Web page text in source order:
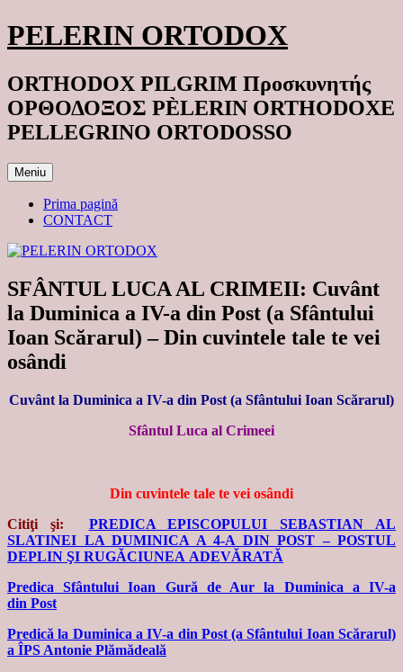
Sari
la
PELERIN ORTODOX
ORTHODOX PILGRIM Προσκυνητής
ΟΡΘΟΔΟΞΟΣ PÈLERIN ORTHODOXE
PELLEGRINO ORTODOSSO
Meniu
Prima pagină
CONTACT
SFÂNTUL LUCA AL CRIMEII: Cuvânt
la Duminica a IV-a din Post (a Sfântului
Ioan Scărarul) – Din cuvintele tale te vei
osândi
Cuvânt la Duminica a IV-a din Post (a Sfântului Ioan Scărarul)
Sfântul Luca al Crimeei
Din cuvintele tale te vei osândi
Citiţi şi: PREDICA EPISCOPULUI SEBASTIAN AL
SLATINEI LA DUMINICA A 4-A DIN POST – POSTUL
DEPLIN ŞI RUGǍCIUNEA ADEVǍRATǍ
Predica Sfântului Ioan Gură de Aur la Duminica a IV-a
din Post
Predică la Duminica a IV-a din Post (a Sfântului Ioan Scărarul)
a ÎPS Antonie Plămădeală